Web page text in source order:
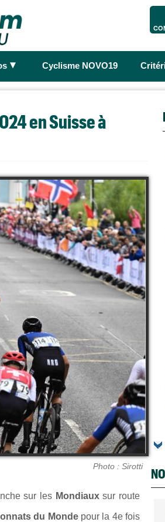
► Cyclisme NOVO19
en Suisse à
Photo : Sirotti
sur les Mondiauxsur route
du Mondepour la 4e fois